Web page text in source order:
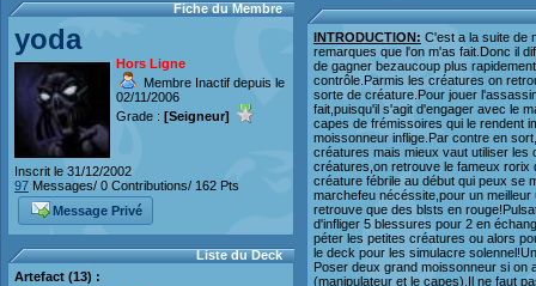
Fiche du Membre
yoda
Hors Ligne
Membre Inactif depuis le
02/11/2006
Grade : [Seigneur]
Inscrit le 31/12/2002
97 Messages/ 0 Contributions/ 162 Pts
Message Privé
Liste du Deck
Artefact (13) :
INTRODUCTION: C'est a la suite de
remarques que l'on m'as fait.Donc il
de gagner bezaucoup plus
contrôle.Parmis les créatures on
sorte de créature.Pour jouer
fait,puisqu'il s'agit d'engager avec le
capes de frémissoires qui le rendent
moissonneur inflige.Par contre en
créatures mais mieux vaut utiliser les
créatures,on retrouve le fameux rorix
créature fébrile au début qui peux se
marchefeu nécéssite,pour un
retrouve que des blsts en
d'infliger 5 blessures pour 2 en
péter les petites créatures ou alors
le deck pour les simulacre
Poser deux grand moissonneur si on
(manipulateur et le capes).Il ne faut